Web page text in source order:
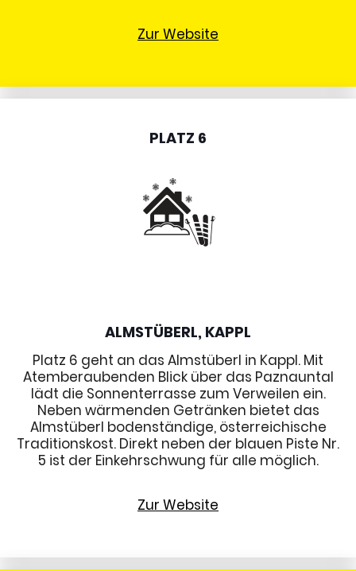
Zur Website
PLATZ 6
ALMSTÜBERL, KAPPL
Platz 6 geht an das Almstüberl in Kappl. Mit
Atemberaubenden Blick über das Paznauntal
lädt die Sonnenterrasse zum Verweilen ein.
Neben wärmenden Getränken bietet das
Almstüberl bodenständige, österreichische
Traditionskost. Direkt neben der blauen Piste Nr.
5 ist der Einkehrschwung für alle möglich.
Zur Website